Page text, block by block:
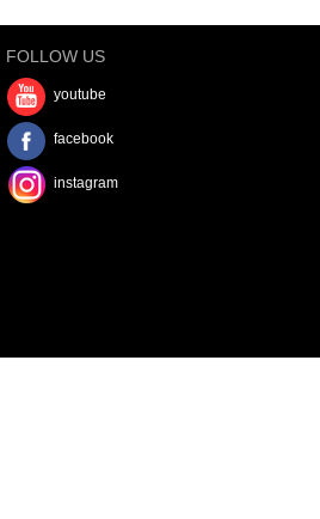
FOLLOW US
youtube
facebook
instagram